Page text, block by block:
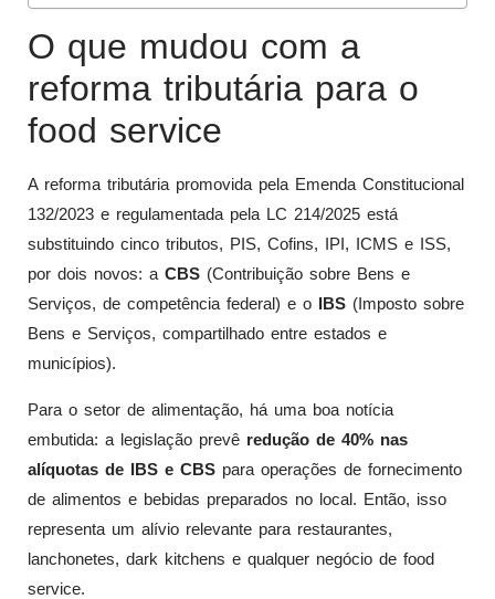
O que mudou com a
reforma tributária para o
food service
A reforma tributária promovida pela Emenda Constitucional
132/2023 e regulamentada pela LC 214/2025 está
substituindo cinco tributos, PIS, Cofins, IPI, ICMS e ISS,
por dois novos: a CBS (Contribuição sobre Bens e
Serviços, de competência federal) e o IBS (Imposto sobre
Bens e Serviços, compartilhado entre estados e
municípios).
Para o setor de alimentação, há uma boa notícia
embutida: a legislação prevê redução de 40% nas
alíquotas de IBS e CBS para operações de fornecimento
de alimentos e bebidas preparados no local. Então, isso
representa um alívio relevante para restaurantes,
lanchonetes, dark kitchens e qualquer negócio de food
service.